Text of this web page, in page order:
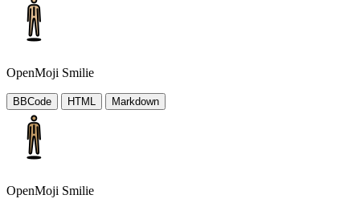
OpenMoji Smilie
BBCode HTML Markdown
OpenMoji Smilie